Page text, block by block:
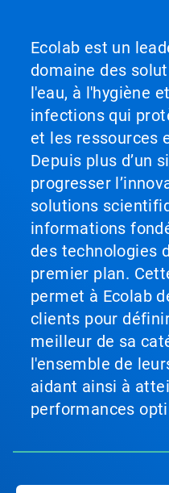
Ecolab est un
domaine des
l'eau, à l'hygiène
infections qui
et les ressources
Depuis plus d’un
progresser
solutions
informations
des technologies
premier plan.
permet à Ecolab
clients pour
meilleur de sa
l'ensemble de
aidant ainsi à
performances